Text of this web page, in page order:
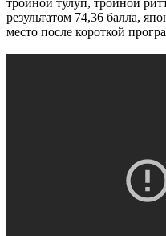
тройной тулуп, тройной
результатом 74,36 балла,
место после короткой